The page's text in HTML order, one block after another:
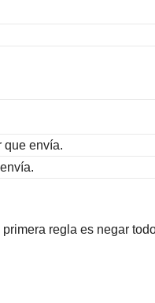
que envía.
regla es negar